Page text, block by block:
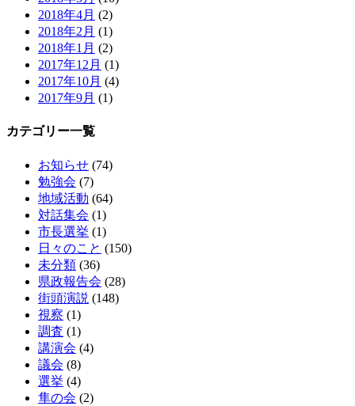
2018年4月 (2)
2018年2月 (1)
2018年1月 (2)
2017年12月 (1)
2017年10月 (4)
2017年9月 (1)
カテゴリー一覧
お知らせ (74)
勉強会 (7)
地域活動 (64)
対話集会 (1)
市長選挙 (1)
日々のこと (150)
未分類 (36)
県政報告会 (28)
街頭演説 (148)
視察 (1)
調査 (1)
講演会 (4)
議会 (8)
選挙 (4)
隼の会 (2)